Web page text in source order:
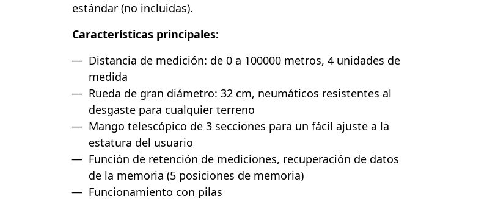
estándar (no incluidas).
Características principales:
Distancia de medición: de 0 a 100000 metros, 4 unidades de
medida
Rueda de gran diámetro: 32 cm, neumáticos resistentes al
desgaste para cualquier terreno
Mango telescópico de 3 secciones para un fácil ajuste a la
estatura del usuario
Función de retención de mediciones, recuperación de datos
de la memoria (5 posiciones de memoria)
Funcionamiento con pilas